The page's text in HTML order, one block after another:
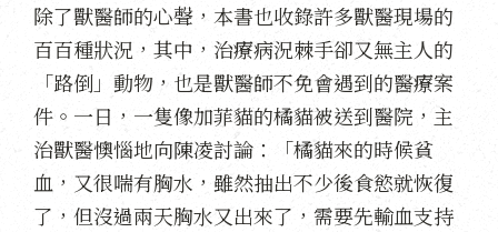
除了獸醫師的心聲，本書也收錄許多獸醫現場的
百百種狀況，其中，治療病況棘手卻又無主人的
「路倒」動物，也是獸醫師不免會遇到的醫療案
件。一日，一隻像加菲貓的橘貓被送到醫院，主
治獸醫懊惱地向陳凌討論：「橘貓來的時候貧
血，又很喘有胸水，雖然抽出不少後食慾就恢復
了，但沒過兩天胸水又出來了，需要先輸血支持